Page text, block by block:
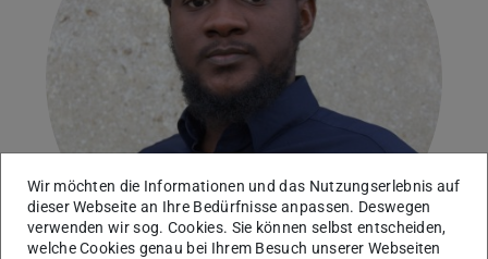
Wir möchten die Informationen und das Nutzungserlebnis auf
dieser Webseite an Ihre Bedürfnisse anpassen. Deswegen
verwenden wir sog. Cookies. Sie können selbst entscheiden,
welche Cookies genau bei Ihrem Besuch unserer Webseiten